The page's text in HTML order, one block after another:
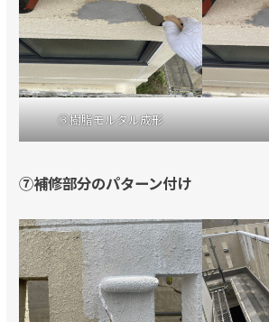
③樹脂モルタル成形
⑦補修部分のパターン付け